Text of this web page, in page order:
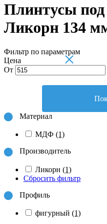
Плинтусы под
Ликорн 134
Фильтр по параметрам
×
Цена
От
Материал
МДФ (1)
Производитель
Ликорн (1)
Сбросить фильтр
Профиль
фигурный (1)